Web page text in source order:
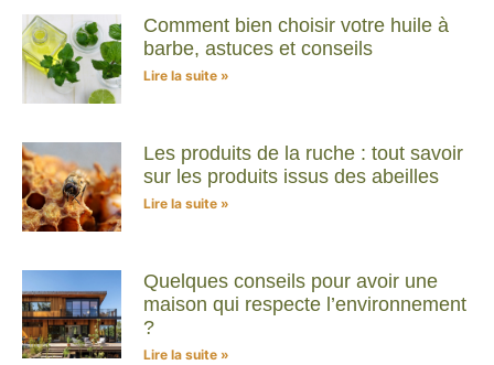
Comment bien choisir votre huile à
barbe, astuces et conseils
Lire la suite »
Les produits de la ruche : tout savoir
sur les produits issus des abeilles
Lire la suite »
Quelques conseils pour avoir une
maison qui respecte l’environnement
?
Lire la suite »